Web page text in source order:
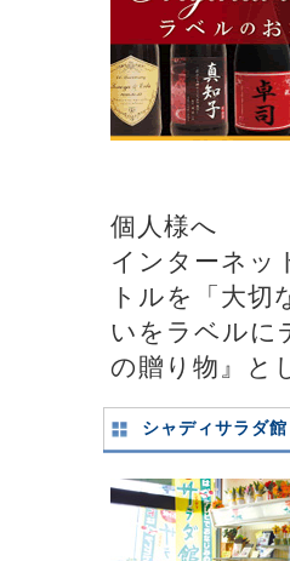
個人様へ
インターネッ
トルを「大切
いをラベルに
の贈り物』と
シャディサラダ館